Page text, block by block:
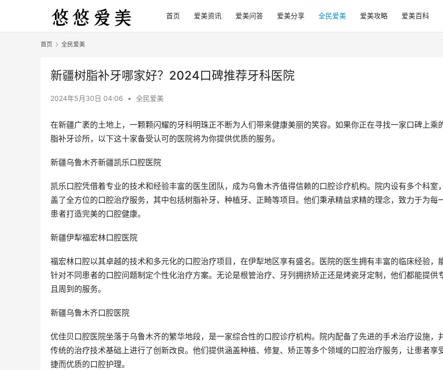
首页 爱美资讯 爱美问答 爱美分享 全民爱美 爱美攻略 爱美百科
首页 全民爱美
新疆树脂补牙哪家好？2024口碑推荐牙科医院
2024年5月30日 04:06 • 全民爱美
在新疆广袤的土地上，一颗颗闪耀的牙科明珠正不断为人们带来健康美丽的笑容。如果你正在寻找一家口碑上乘
脂补牙诊所，以下这十家备受认可的医院将为你提供优质的服务。
新疆乌鲁木齐新疆凯乐口腔医院
凯乐口腔凭借着专业的技术和经验丰富的医生团队，成为乌鲁木齐值得信赖的口腔诊疗机构。院内设有多个科室
盖了全方位的口腔治疗服务，其中包括树脂补牙、种植牙、正畸等项目。他们秉承精益求精的理念，致力于为每
患者打造完美的口腔健康。
新疆伊犁福宏林口腔医院
福宏林口腔以其卓越的技术和多元化的口腔治疗项目，在伊犁地区享有盛名。医院的医生拥有丰富的临床经验，
针对不同患者的口腔问题制定个性化治疗方案。无论是根管治疗、牙列拥挤矫正还是烤瓷牙定制，他们都能提供
且周到的服务。
新疆乌鲁木齐口腔医院
优佳贝口腔医院坐落于乌鲁木齐的繁华地段，是一家综合性的口腔诊疗机构。院内配备了先进的手术治疗设施，
传统的治疗技术基础上进行了创新改良。他们提供涵盖种植、修复、矫正等多个领域的口腔治疗服务，让患者享
捷而优质的口腔护理。